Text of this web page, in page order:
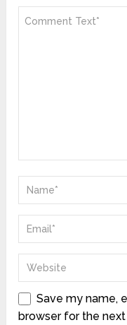
Save my name,
browser for the